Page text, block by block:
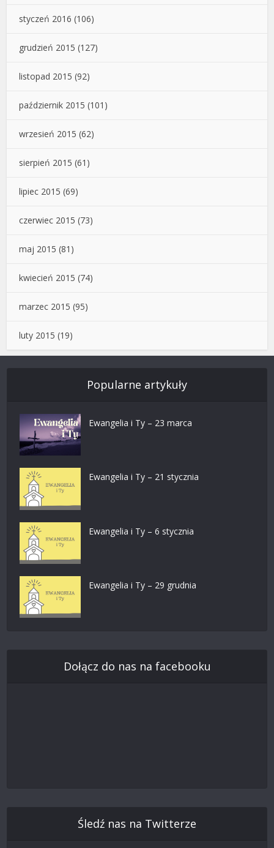
styczeń 2016 (106)
grudzień 2015 (127)
listopad 2015 (92)
październik 2015 (101)
wrzesień 2015 (62)
sierpień 2015 (61)
lipiec 2015 (69)
czerwiec 2015 (73)
maj 2015 (81)
kwiecień 2015 (74)
marzec 2015 (95)
luty 2015 (19)
Popularne artykuły
Ewangelia i Ty – 23 marca
Ewangelia i Ty – 21 stycznia
Ewangelia i Ty – 6 stycznia
Ewangelia i Ty – 29 grudnia
Dołącz do nas na facebooku
Śledź nas na Twitterze